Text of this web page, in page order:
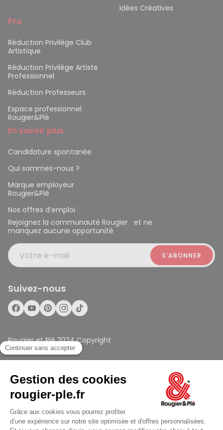
Idées Créatives
Pro
Réduction Privilège Club
Artistique
Réduction Privilège Artiste
Professionnel
Réduction Professeurs
Espace professionnel
Rougier&Plé
En savoir plus
Candidature spontanée
Qui sommes-nous ?
Marque employeur
Rougier&Plé
Nos offres d’emploi
Rejoignez la communauté Rougier et ne
manquez aucune opportunité
Votre e-mail
Suivez-nous
Rougier et Plé 2024 Copyright
Mentions légales
Conditions générales des ventes
Données personnelles